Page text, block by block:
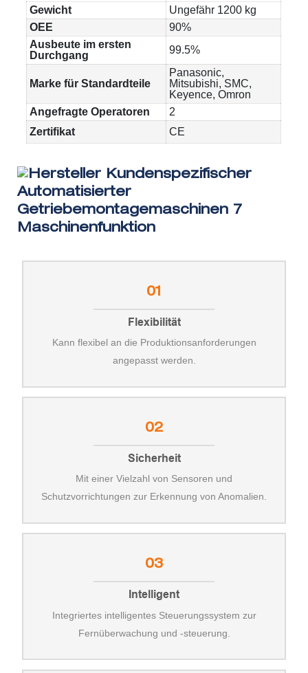
Gewicht
Ungefähr 1200 kg
OEE
90%
Ausbeute im ersten
Durchgang
99.5%
Marke für Standardteile
Panasonic,
Mitsubishi, SMC,
Keyence, Omron
Angefragte Operatoren
2
Zertifikat
CE
Maschinenfunktion
01
Flexibilität
Kann flexibel an die Produktionsanforderungen
angepasst werden.
02
Sicherheit
Mit einer Vielzahl von Sensoren und
Schutzvorrichtungen zur Erkennung von Anomalien.
03
Intelligent
Integriertes intelligentes Steuerungssystem zur
Fernüberwachung und -steuerung.